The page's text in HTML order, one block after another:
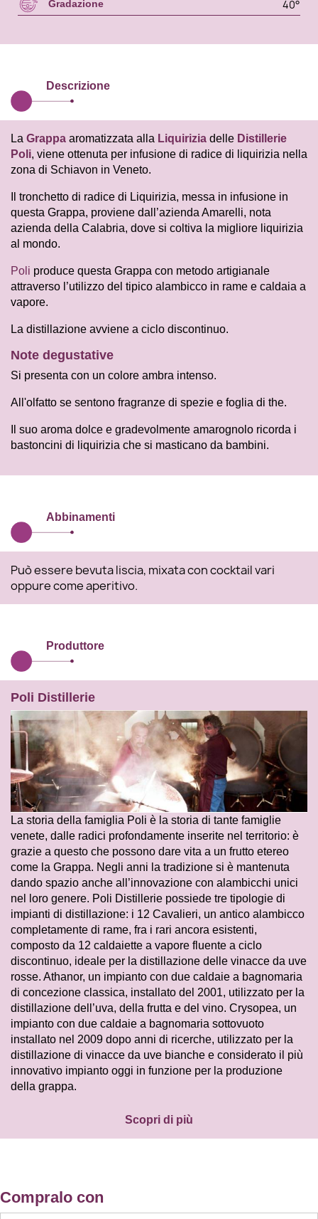
Gradazione 40°
Descrizione
La Grappa aromatizzata alla Liquirizia delle Distillerie
Poli, viene ottenuta per infusione di radice di liquirizia nella
zona di Schiavon in Veneto.
Il tronchetto di radice di Liquirizia, messa in infusione in
questa Grappa, proviene dall’azienda Amarelli, nota
azienda della Calabria, dove si coltiva la migliore liquirizia
al mondo.
Poli produce questa Grappa con metodo artigianale
attraverso l’utilizzo del tipico alambicco in rame e caldaia a
vapore.
La distillazione avviene a ciclo discontinuo.
Note degustative
Si presenta con un colore ambra intenso.
All'olfatto se sentono fragranze di spezie e foglia di the.
Il suo aroma dolce e gradevolmente amarognolo ricorda i
bastoncini di liquirizia che si masticano da bambini.
Abbinamenti
Può essere bevuta liscia, mixata con cocktail vari
oppure come aperitivo.
Produttore
Poli Distillerie
La storia della famiglia Poli è la storia di tante famiglie
venete, dalle radici profondamente inserite nel territorio: è
grazie a questo che possono dare vita a un frutto etereo
come la Grappa. Negli anni la tradizione si è mantenuta
dando spazio anche all’innovazione con alambicchi unici
nel loro genere. Poli Distillerie possiede tre tipologie di
impianti di distillazione: i 12 Cavalieri, un antico alambicco
completamente di rame, fra i rari ancora esistenti,
composto da 12 caldaiette a vapore fluente a ciclo
discontinuo, ideale per la distillazione delle vinacce da uve
rosse. Athanor, un impianto con due caldaie a bagnomaria
di concezione classica, installato del 2001, utilizzato per la
distillazione dell’uva, della frutta e del vino. Crysopea, un
impianto con due caldaie a bagnomaria sottovuoto
installato nel 2009 dopo anni di ricerche, utilizzato per la
distillazione di vinacce da uve bianche e considerato il più
innovativo impianto oggi in funzione per la produzione
della grappa.
Scopri di più
Compralo con